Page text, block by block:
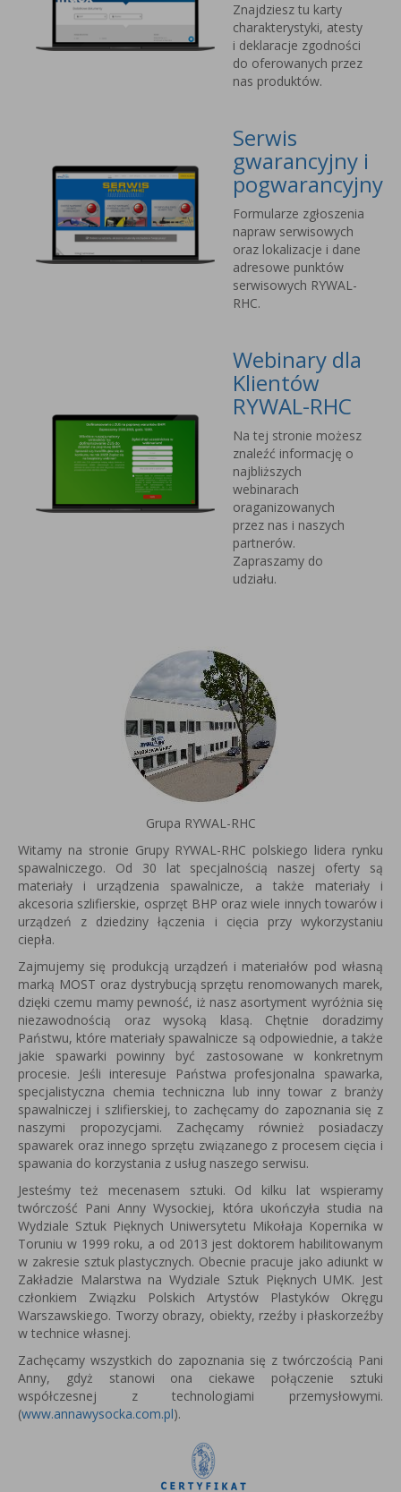
Znajdziesz tu karty
charakterystyki, atesty
i deklaracje zgodności
do oferowanych przez
nas produktów.
Serwis
gwarancyjny i
pogwarancyjny
Formularze zgłoszenia
napraw serwisowych
oraz lokalizacje i dane
adresowe punktów
serwisowych RYWAL-
RHC.
Webinary dla
Klientów
RYWAL-RHC
Na tej stronie możesz
znaleźć informację o
najbliższych
webinarach
oraganizowanych
przez nas i naszych
partnerów.
Zapraszamy do
udziału.
Grupa RYWAL-RHC
Witamy na stronie Grupy RYWAL-RHC polskiego lidera rynku
spawalniczego. Od 30 lat specjalnością naszej oferty są
materiały i urządzenia spawalnicze, a także materiały i
akcesoria szlifierskie, osprzęt BHP oraz wiele innych towarów i
urządzeń z dziedziny łączenia i cięcia przy wykorzystaniu
ciepła.
Zajmujemy się produkcją urządzeń i materiałów pod własną
marką MOST oraz dystrybucją sprzętu renomowanych marek,
dzięki czemu mamy pewność, iż nasz asortyment wyróżnia się
niezawodnością oraz wysoką klasą. Chętnie doradzimy
Państwu, które materiały spawalnicze są odpowiednie, a także
jakie spawarki powinny być zastosowane w konkretnym
procesie. Jeśli interesuje Państwa profesjonalna spawarka,
specjalistyczna chemia techniczna lub inny towar z branży
spawalniczej i szlifierskiej, to zachęcamy do zapoznania się z
naszymi propozycjami. Zachęcamy również posiadaczy
spawarek oraz innego sprzętu związanego z procesem cięcia i
spawania do korzystania z usług naszego serwisu.
Jesteśmy też mecenasem sztuki. Od kilku lat wspieramy
twórczość Pani Anny Wysockiej, która ukończyła studia na
Wydziale Sztuk Pięknych Uniwersytetu Mikołaja Kopernika w
Toruniu w 1999 roku, a od 2013 jest doktorem habilitowanym
w zakresie sztuk plastycznych. Obecnie pracuje jako adiunkt w
Zakładzie Malarstwa na Wydziale Sztuk Pięknych UMK. Jest
członkiem Związku Polskich Artystów Plastyków Okręgu
Warszawskiego. Tworzy obrazy, obiekty, rzeźby i płaskorzeźby
w technice własnej.
Zachęcamy wszystkich do zapoznania się z twórczością Pani
Anny, gdyż stanowi ona ciekawe połączenie sztuki
współczesnej z technologiami przemysłowymi.
(www.annawysocka.com.pl).